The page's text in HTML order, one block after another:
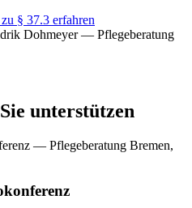
§ 37.3 erfahren
unterstützen